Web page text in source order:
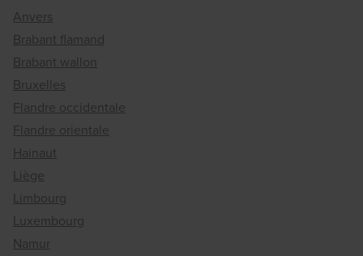
Anvers
Brabant flamand
Brabant wallon
Bruxelles
Flandre occidentale
Flandre orientale
Hainaut
Liège
Limbourg
Luxembourg
Namur